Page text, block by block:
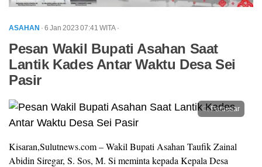
ASAHAN · 6 Jan 2023 07:41 WITA ·
Pesan Wakil Bupati Asahan Saat
Lantik Kades Antar Waktu Desa Sei
Pasir
Perbesar
Kisaran,Sulutnews.com – Wakil Bupati Asahan Taufik Zainal
Abidin Siregar, S. Sos, M. Si meminta kepada Kepala Desa